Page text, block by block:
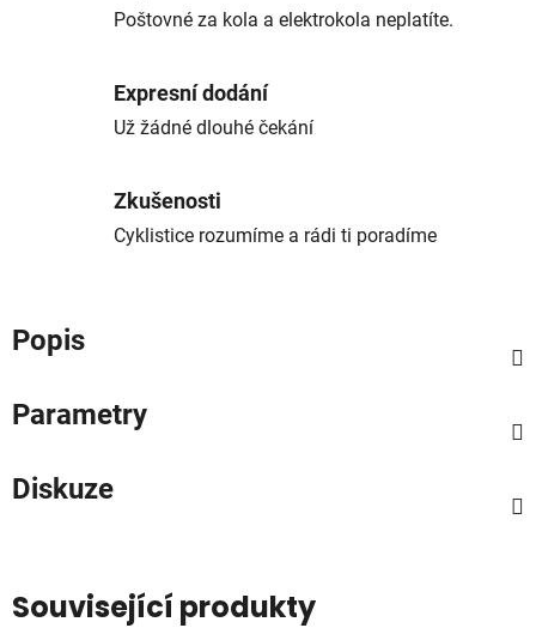
Poštovné za kola a elektrokola neplatíte.
Expresní dodání
Už žádné dlouhé čekání
Zkušenosti
Cyklistice rozumíme a rádi ti poradíme
Popis
Parametry
Diskuze
Související produkty